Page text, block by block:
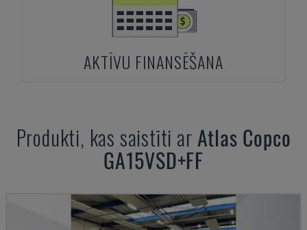
AKTĪVU FINANSĒŠANA
Produkti, kas saistīti arAtlas Copco
GA15VSD+FF